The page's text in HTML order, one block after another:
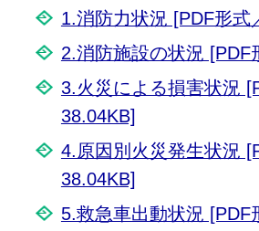
1.消防力状況 [PDF形式
2.消防施設の状況 [PDF
3.火災による損害状況
38.04KB]
4.原因別火災発生状況
38.04KB]
5.救急車出動状況 [PDF